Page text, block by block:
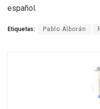
español .
Etiquetas: Pablo Alborán